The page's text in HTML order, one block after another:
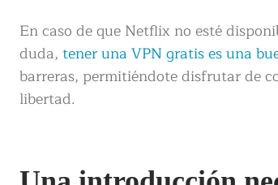
En caso de que Netflix no esté
duda, tener una VPN gratis es una
barreras, permitiéndote disfrutar de
libertad.